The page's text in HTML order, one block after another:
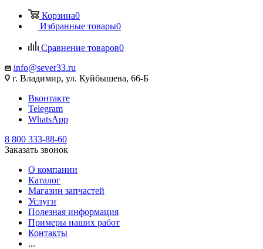
Корзина0
Избранные товары0
Сравнение товаров0
info@sever33.ru
г. Владимир, ул. Куйбышева, 66-Б
Вконтакте
Telegram
WhatsApp
8 800 333-88-60
Заказать звонок
О компании
Каталог
Магазин запчастей
Услуги
Полезная информация
Примеры наших работ
Контакты
...